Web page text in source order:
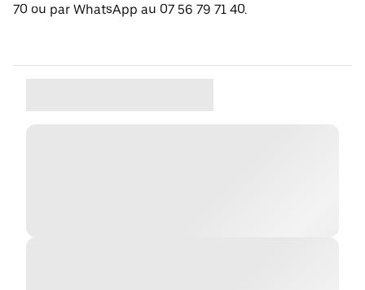
70 ou par WhatsApp au 07 56 79 71 40.